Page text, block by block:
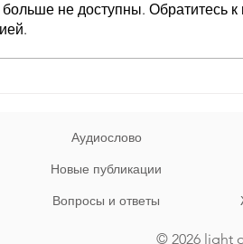
Поэтому с
множестве
не доступны. Обратитесь к
Аудиослово
Новые публикации
Вопросы и ответы
© 2026 light